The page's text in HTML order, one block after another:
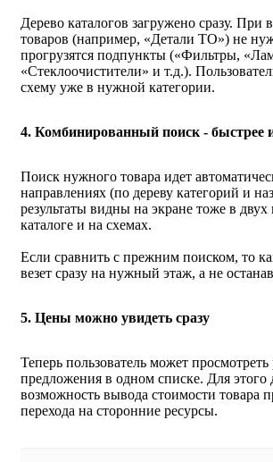
Дерево каталогов загружено сразу. При
товаров (например, «Детали ТО») не
прогрузятся подпункты («Фильтры,
«Стеклоочистители» и т.д.).
схему уже в нужной категории.
4. Комбинированный поиск - быстрее
Поиск нужного товара идет
направлениях (по дереву категорий и
результаты видны на экране тоже в двух
каталоге и на схемах.
Если сравнить с прежним поиском, то
везет сразу на нужный этаж, а не
5. Цены можно увидеть сразу
Теперь пользователь может
предложения в одном списке. Для этого
возможность вывода стоимости товара
перехода на сторонние ресурсы.